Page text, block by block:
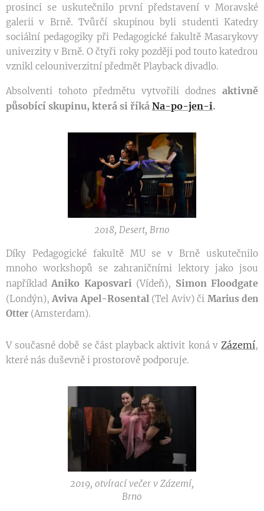
prosinci se uskutečnilo první představení v Moravské
galerii v Brně. Tvůrčí skupinou byli studenti Katedry
sociální pedagogiky při Pedagogické fakultě Masarykovy
univerzity v Brně. O čtyři roky později pod touto katedrou
vznikl celouniverzitní předmět Playback divadlo.
Absolventi tohoto předmětu vytvořili dodnes aktivně
působící skupinu, která si říká Na-po-jen-i.
2018, Desert, Brno
Díky Pedagogické fakultě MU se v Brně uskutečnilo
mnoho workshopů se zahraničními lektory jako jsou
napříkladAniko Kaposvari (Vídeň), Simon Floodgate
(Londýn),Aviva Apel-Rosental(Tel Aviv) či Marius den
Otter (Amsterdam).
V současné době se část playback aktivit koná v Zázemí,
které nás duševně i prostorově podporuje.
2019, otvírací večer v Zázemí,
Brno